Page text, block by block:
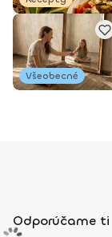
https://
Všeobecné
Odporúčame ti